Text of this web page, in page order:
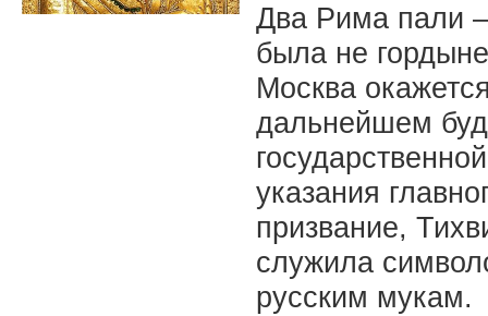
Два Рима пали
была не
Москва
дальнейшем
указания
призвание,
служила
русским мукам.